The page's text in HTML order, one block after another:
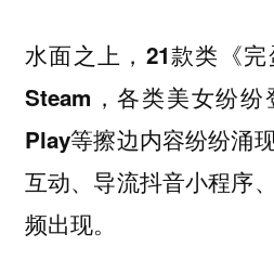
水面之上， 21款类《
Steam，各类美女纷
Play等擦边内容纷纷涌
互动、导流抖音小程序
频出现。